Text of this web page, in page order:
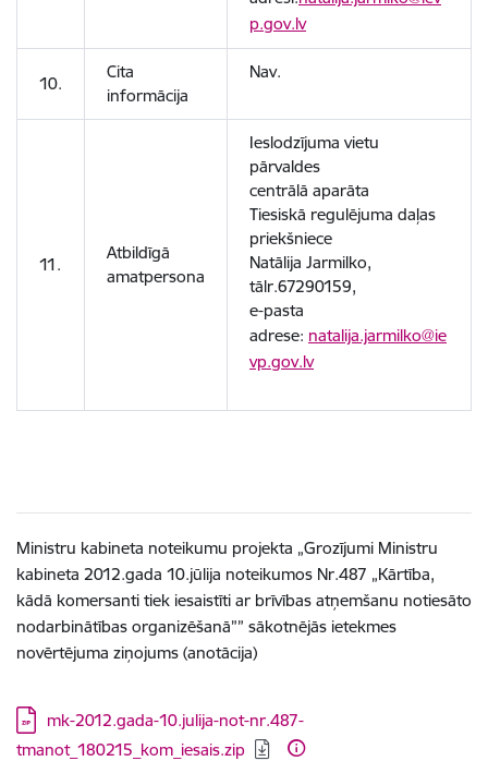
p.gov.lv
10.
Cita
informācija
Nav.
11.
Atbildīgā
amatpersona
Ieslodzījuma vietu
pārvaldes
centrālā aparāta
Tiesiskā regulējuma daļas
priekšniece
Natālija Jarmilko,
tālr.67290159,
e-pasta
adrese: natalija.jarmilko@ie
vp.gov.lv
Ministru kabineta noteikumu projekta „Grozījumi Ministru
kabineta 2012.gada 10.jūlija noteikumos Nr.487 „Kārtība,
kādā komersanti tiek iesaistīti ar brīvības atņemšanu notiesāto
nodarbinātības organizēšanā”” sākotnējās ietekmes
novērtējuma ziņojums (anotācija)
Lejupielādēt:
mk-2012.gada-10.julija-not-nr.487-
tmanot_180215_kom_iesais.zip